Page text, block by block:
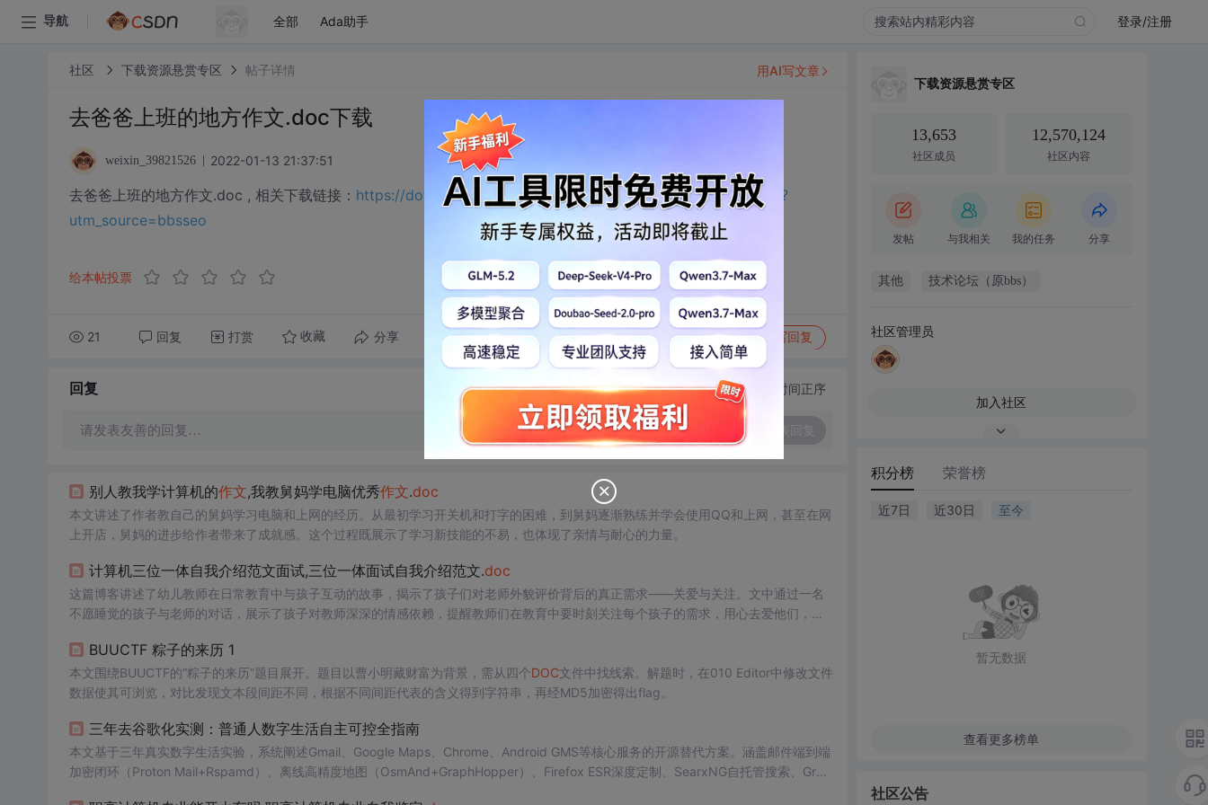
导航 全部 Ada助手 登录/注册
社区 下载资源悬赏专区 帖子详情
去爸爸上班的地方作文.doc下载
weixin_39821526 2022-01-13 21:37:51
去爸爸上班的地方作文.doc , 相关下载链接： https://download.csdn.net/download/m0_65191343/75456338?
utm_source=bbsseo
给本帖投票
21 回复 打赏 收藏 分享 转发到动态 举报 写回复
用AI写文章
回复 切换为时间正序
请发表友善的回复…
别人教我学计算机的作文,我教舅妈学电脑优秀作文.doc
本文讲述了作者教自己的舅妈学习电脑和上网的经历。从最初学习开关机和打字的困难，到舅妈逐渐熟练并学会使用QQ和上网，甚至在网
上开店，舅妈的进步给作者带来了成就感。这个过程既展示了学习新技能的不易，也体现了亲情与耐心的力量。
计算机三位一体自我介绍范文面试,三位一体面试自我介绍范文.doc
这篇博客讲述了幼儿教师在日常教育中与孩子互动的故事，揭示了孩子们对老师外貌评价背后的真正需求——关爱与关注。文中通过一名
不愿睡觉的孩子与老师的对话，展示了孩子对教师深深的情感依赖，提醒教师们在教育中要时刻关注每个孩子的需求，用心去爱他们，因
BUUCTF 粽子的来历 1
本文围绕BUUCTF的“粽子的来历”题目展开。题目以曹小明藏财富为背景，需从四个DOC文件中找线索。解题时，在010 Editor中修改文件
数据使其可浏览，对比发现文本段间距不同，根据不同间距代表的含义得到字符串，再经MD5加密得出flag。
三年去谷歌化实测：普通人数字生活自主可控全指南
本文基于三年真实数字生活实验，系统阐述Gmail、Google Maps、Chrome、Android GMS等核心服务的开源替代方案。涵盖邮件端到端
加密闭环（Proton Mail+Rspamd）、离线高精度地图（OsmAnd+GraphHopper）、Firefox ESR深度定制、SearxNG自托管搜索、Grap
下载资源悬赏专区
13,653
社区成员
12,570,124
社区内容
发帖 与我相关 我的任务 分享
其他 技术论坛（原bbs）
社区管理员
加入社区
积分榜 荣誉榜
近7日 近30日 至今
暂无数据
查看更多榜单
社区公告